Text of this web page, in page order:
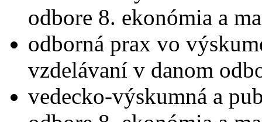
odbore 8. ekonómia a
odborná prax vo
vzdelávaní v danom
vedecko-výskumná a